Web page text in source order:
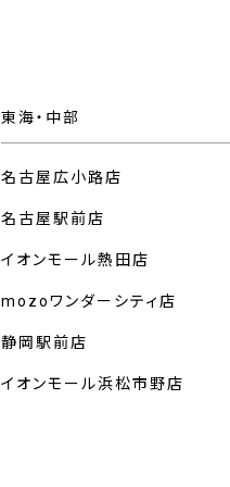
東海・中部
名古屋広小路店
名古屋駅前店
イオンモール熱田店
mozoワンダーシティ店
静岡駅前店
イオンモール浜松市野店